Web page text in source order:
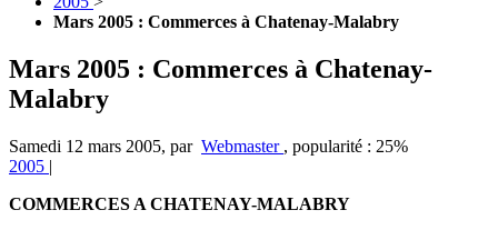
Mars 2005 : Commerces à Chatenay-Malabry
Mars 2005 : Commerces à Chatenay-
Malabry
Samedi 12 mars 2005, par Webmaster , popularité : 25%
2005 |
COMMERCES A CHATENAY-MALABRY